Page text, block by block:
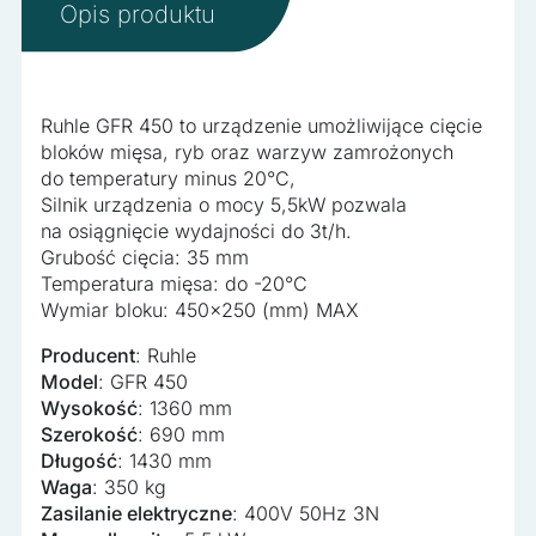
Opis produktu
Ruhle GFR 450 to urządzenie umożliwijące cięcie
bloków mięsa, ryb oraz warzyw zamrożonych
do temperatury minus 20°C,
Silnik urządzenia o mocy 5,5kW pozwala
na osiągnięcie wydajności do 3t/h.
Grubość cięcia: 35 mm
Temperatura mięsa: do -20°C
Wymiar bloku: 450×250 (mm) MAX
Producent: Ruhle
Model: GFR 450
Wysokość: 1360 mm
Szerokość: 690 mm
Długość: 1430 mm
Waga: 350 kg
Zasilanie elektryczne: 400V 50Hz 3N
zapamiętanie informacji, które zmieniają wygląd lub
funkcjonowanie strony, np. preferowany język lub region, w
Statystyka
Statystyczne pliki cookie pomagają właścicielem stron
internetowych zrozumieć, w jaki sposób różni użytkownicy
zachowują się na stronie, gromadząc i zgłaszając
anonimowe informacje.
Marketing
Marketingowe pliki cookie stosowane są w celu śledzenia
użytkowników na stronach internetowych. Celem jest
wyświetlanie reklam, które są istotne i interesujące dla
poszczególnych użytkowników i tym samym bardziej cenne
dla wydawców i reklamodawców strony trzeciej.